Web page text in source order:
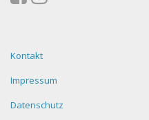
Kontakt
Impressum
Datenschutz